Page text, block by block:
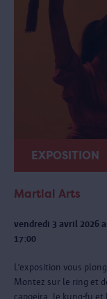
EXPOSITION
Martial Arts
vendredi 3 avril 2026
17:00
L’exposition vous
Montez sur le ring et
capoeira, le kung-fu